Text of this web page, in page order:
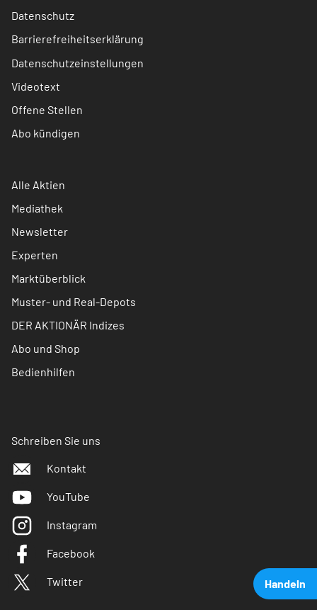
Handeln
Datenschutz
Barrierefreiheitserklärung
Datenschutzeinstellungen
Videotext
Offene Stellen
Abo kündigen
Alle Aktien
Mediathek
Newsletter
Experten
Marktüberblick
Muster- und Real-Depots
DER AKTIONÄR Indizes
Abo und Shop
Bedienhilfen
Schreiben Sie uns
Kontakt
YouTube
Instagram
Facebook
Twitter